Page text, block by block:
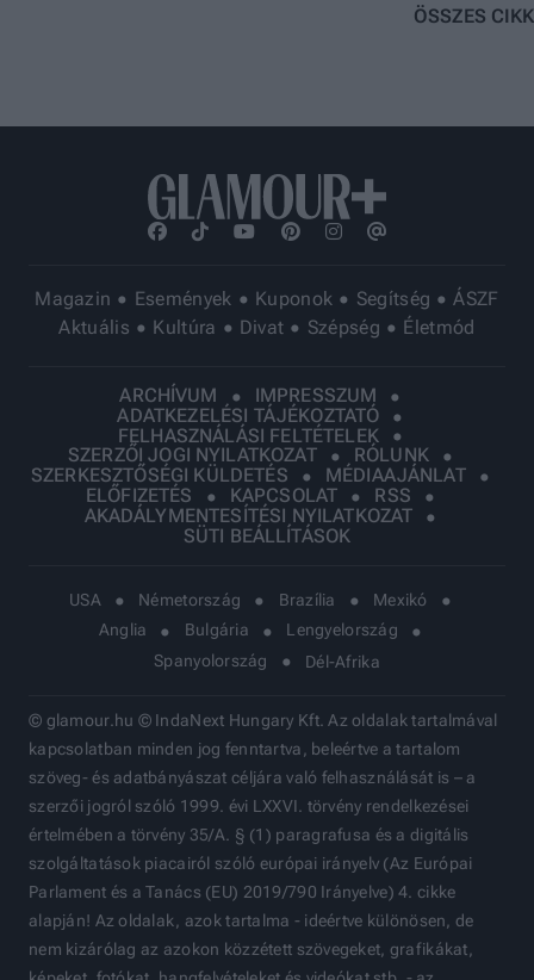
ÖSSZES CIKK
Magazin Események Kuponok Segítség
ÁSZF
Aktuális
Kultúra Divat Szépség Életmód
ARCHÍVUM
IMPRESSZUM
ADATKEZELÉSI TÁJÉKOZTATÓ
FELHASZNÁLÁSI FELTÉTELEK
SZERZŐI JOGI NYILATKOZAT
RÓLUNK
SZERKESZTŐSÉGI KÜLDETÉS
MÉDIAAJÁNLAT
ELŐFIZETÉS
KAPCSOLAT
RSS
AKADÁLYMENTESÍTÉSI NYILATKOZAT
SÜTI BEÁLLÍTÁSOK
USA Németország Brazília
Mexikó
Anglia
Bulgária
Lengyelország
Spanyolország
Dél-Afrika
© glamour.hu © IndaNext Hungary Kft. Az oldalak tartalmával
kapcsolatban minden jog fenntartva, beleértve a tartalom
szöveg- és adatbányászat céljára való felhasználását is – a
szerzői jogról szóló 1999. évi LXXVI. törvény rendelkezései
értelmében a törvény 35/A. § (1) paragrafusa és a digitális
szolgáltatások piacairól szóló európai irányelv (Az Európai
Parlament és a Tanács (EU) 2019/790 Irányelve) 4. cikke
alapján! Az oldalak, azok tartalma - ideértve különösen, de
nem kizárólag az azokon közzétett szövegeket, grafikákat,